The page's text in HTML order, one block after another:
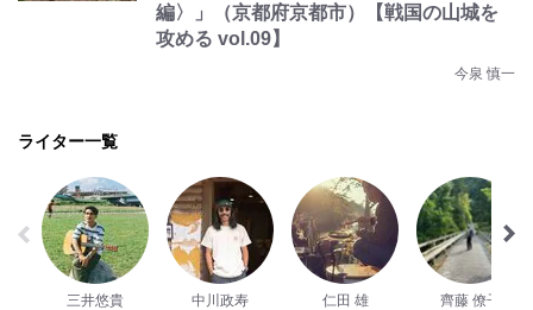
編〉」（京都府京都市）【戦国の山城を
攻める vol.09】
今泉 慎一
ライター一覧
三井悠貴 中川政寿 仁田 雄 齊藤 僚子